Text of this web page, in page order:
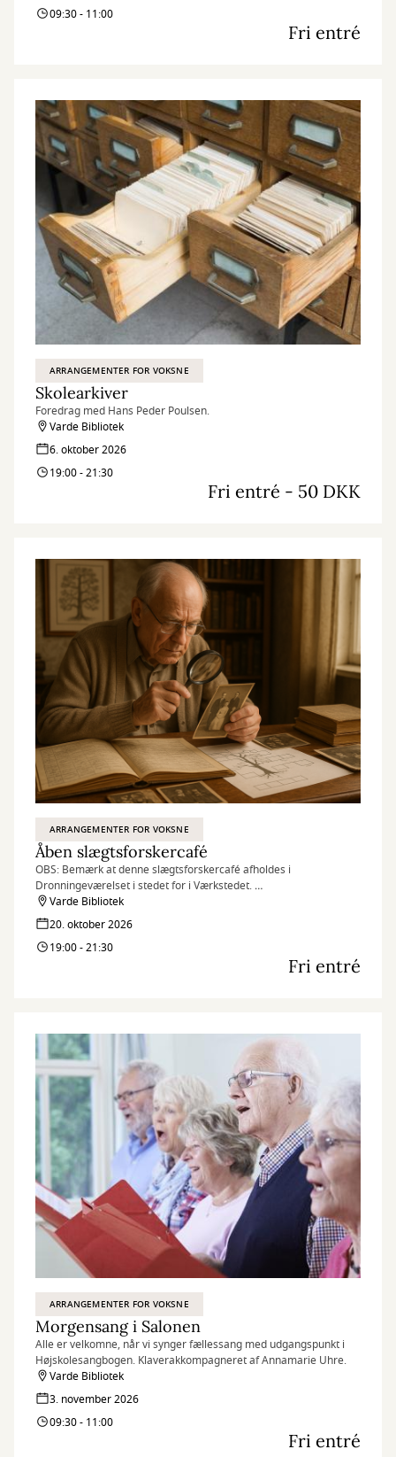
09:30 - 11:00
Fri entré
ARRANGEMENTER FOR VOKSNE
Skolearkiver
Foredrag med Hans Peder Poulsen.
Varde Bibliotek
6. oktober 2026
19:00 - 21:30
Fri entré - 50 DKK
ARRANGEMENTER FOR VOKSNE
Åben slægtsforskercafé
OBS: Bemærk at denne slægtsforskercafé afholdes i
Dronningeværelset i stedet for i Værkstedet.
Få hjælp til din egen slægtsforskning, eller kom for at
erfaringsudveksle med Danske Slægtsforskere. Alle er velkomne.
Varde Bibliotek
20. oktober 2026
19:00 - 21:30
Fri entré
ARRANGEMENTER FOR VOKSNE
Morgensang i Salonen
Alle er velkomne, når vi synger fællessang med udgangspunkt i
Højskolesangbogen. Klaverakkompagneret af Annamarie Uhre.
Varde Bibliotek
3. november 2026
09:30 - 11:00
Fri entré